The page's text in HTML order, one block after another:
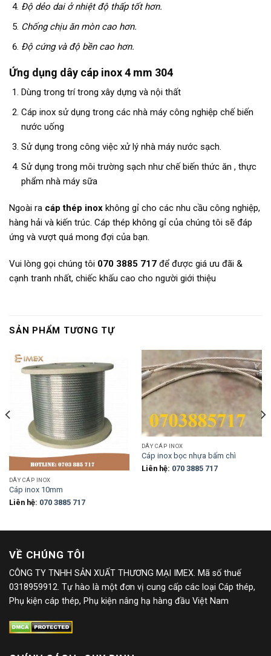
Độ dẻo dai ở nhiệt độ thấp tốt hơn.
Chống chịu ăn mòn cao hơn.
Độ cứng và độ bền cao hơn.
Ứng dụng dây cáp inox 4 mm 304
Dùng trong trí trong xây dựng và nội thất
Cáp inox sử dụng trong các nhà máy công nghiệp chế biến
nước uống
Sử dụng trong công việc xử lý nhà máy nước sạch.
Sử dụng trong môi trường sạch như chế biến thức ăn , thực
phẩm nhà máy sữa
Ngoài ra cáp thép inox không gỉ cho các nhu cầu công nghiệp,
hàng hải và kiến trúc. Cáp thép không gỉ của chúng tôi sẽ đáp
ứng và vượt quá mong đợi của bạn.
Vui lòng gọi chúng tôi 070 3885 717 để được giá ưu đãi &
cạnh tranh nhất, chiếc khấu cao cho người giới thiệu
SẢN PHẨM TƯƠNG TỰ
DÂY CÁP INOX
Cáp inox 10mm
Liên hệ: 070 3885 717
DÂY CÁP INOX
Cáp inox bọc nhựa bấm chì
Liên hệ: 070 3885 717
VỀ CHÚNG TÔI
CÔNG TY TNHH SẢN XUẤT THƯƠNG MẠI IMEX. Mã số thuế
0318959912. Tự hào là một đơn vị cung cấp các loại Cáp thép,
Phụ kiện cáp thép, Phụ kiện nâng hạ hàng đầu Việt Nam